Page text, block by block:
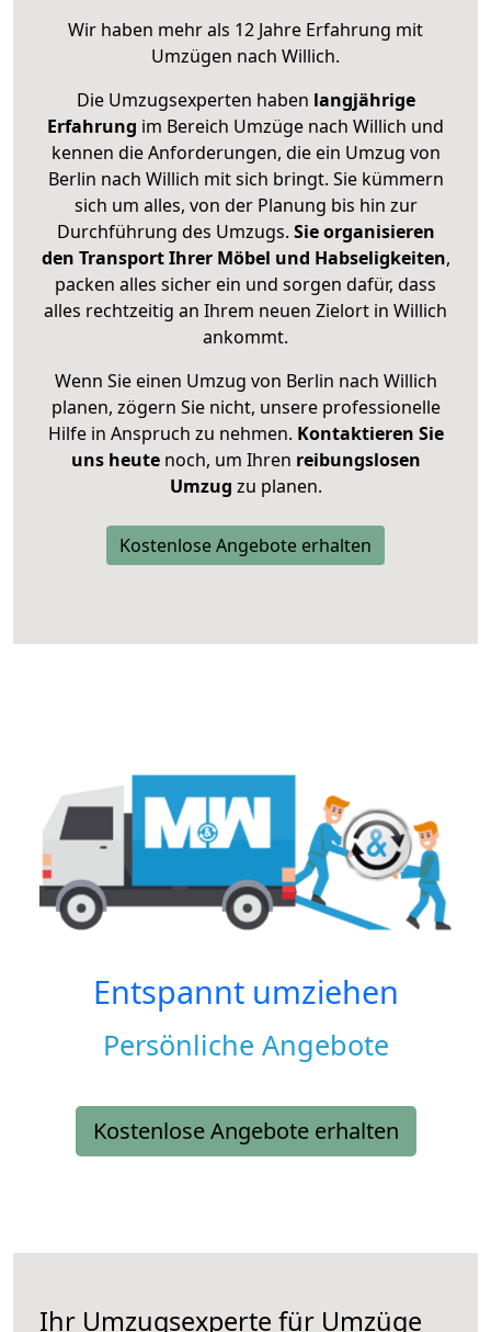
Wir haben mehr als 12 Jahre Erfahrung mit
Umzügen nach Willich.
Die Umzugsexperten haben langjährige
Erfahrung im Bereich Umzüge nach Willich und
kennen die Anforderungen, die ein Umzug von
Berlin nach Willich mit sich bringt. Sie kümmern
sich um alles, von der Planung bis hin zur
Durchführung des Umzugs. Sie organisieren
den Transport Ihrer Möbel und Habseligkeiten,
packen alles sicher ein und sorgen dafür, dass
alles rechtzeitig an Ihrem neuen Zielort in Willich
ankommt.
Wenn Sie einen Umzug von Berlin nach Willich
planen, zögern Sie nicht, unsere professionelle
Hilfe in Anspruch zu nehmen. Kontaktieren Sie
uns heutenoch, um Ihren reibungslosen
Umzug zu planen.
Kostenlose Angebote erhalten
Entspannt umziehen
Persönliche Angebote
Kostenlose Angebote erhalten
Ihr Umzugsexperte für Umzüge